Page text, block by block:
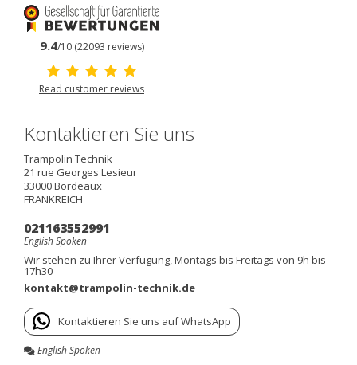
9.4/10 (22093 reviews)
Read customer reviews
Kontaktieren Sie uns
Trampolin Technik
21 rue Georges Lesieur
33000Bordeaux
FRANKREICH
021163552991
English Spoken
Wir stehen zu Ihrer Verfügung, Montags bis Freitags von 9h bis
17h30
kontakt@trampolin-technik.de
Kontaktieren Sie uns auf WhatsApp
English Spoken